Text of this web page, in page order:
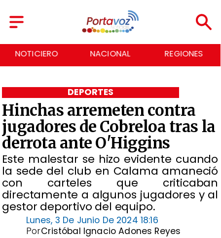
NACIONAL REGIONES ECONOMÍA
Hinchas arremeten contra
jugadores de Cobreloa tras la
derrota ante O'Higgins
​Este malestar se hizo evidente cuando
la sede del club en Calama amaneció
con carteles que criticaban
directamente a algunos jugadores y al
gestor deportivo del equipo.
DEPORTES
Lunes, 3 De Junio De 2024 18:16
Cristóbal Ignacio Adones Reyes
Por